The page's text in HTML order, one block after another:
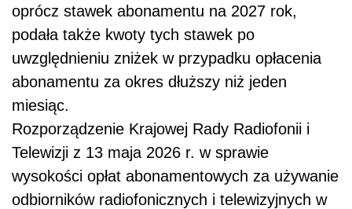
oprócz stawek abonamentu na 2027 rok,
podała także kwoty tych stawek po
uwzględnieniu zniżek w przypadku opłacenia
abonamentu za okres dłuższy niż jeden
miesiąc.
Rozporządzenie Krajowej Rady Radiofonii i
Telewizji z 13 maja 2026 r. w sprawie
wysokości opłat abonamentowych za używanie
odbiorników radiofonicznych i telewizyjnych w